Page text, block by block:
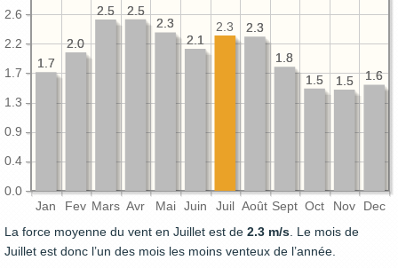
Jan Fev Mars Avr Mai Juin Juil Août Sept Oct Nov Dec
0.0
0.4
0.9
1.3
1.7
2.2
2.6
1.6
1.5
1.5
1.8
2.3
2.1
2.3
2.5
2.5
2.0
1.7
1.6
1.5
1.5
1.8
2.3
2.3
2.1
2.3
2.5
2.5
2.0
1.7
La force moyenne du vent en Juillet est de 2.3 m/s . Le mois de
Juillet est donc l’un des mois les moins venteux de l’année.